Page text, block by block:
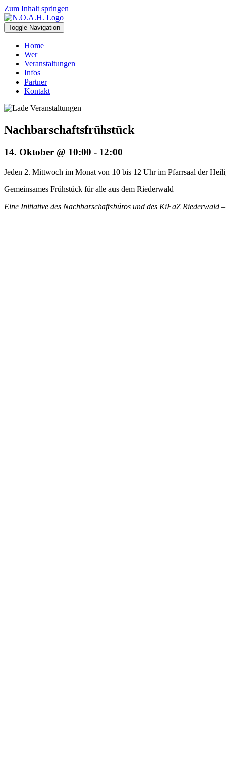
Zum Inhalt springen
Toggle Navigation
Home
Wer
Veranstaltungen
Infos
Partner
Kontakt
Nachbarschafts­frühstück
14. Oktober @ 10:00 - 12:00
Jeden 2. Mittwoch im Monat von 10 bis 12 Uhr im Pfarrsaal der
Gemeinsames Frühstück für alle aus dem Riederwald
Eine Initiative des Nachbarschaftsbüros und des KiFaZ Riederwald